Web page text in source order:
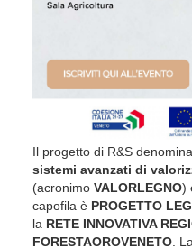
Il progetto di R&S
sistemi avanzati di
(acronimo VALORLEGNO)
capofila è PROGETTO
la RETE INNOVATIVA
FORESTAOROVENETO.